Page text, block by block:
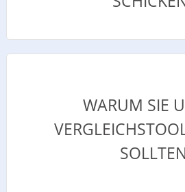
WARUM SIE
SOLLTEN